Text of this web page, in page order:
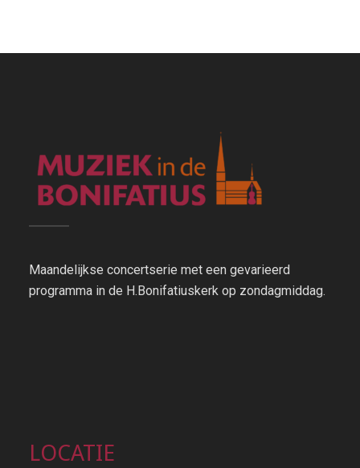
Maandelijkse concertserie met een gevarieerd
programma in de H.Bonifatiuskerk op zondagmiddag.
LOCATIE